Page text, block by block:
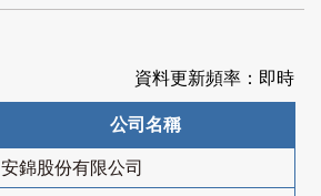
資料更新頻率：即時
公司名稱
安錦股份有限公司